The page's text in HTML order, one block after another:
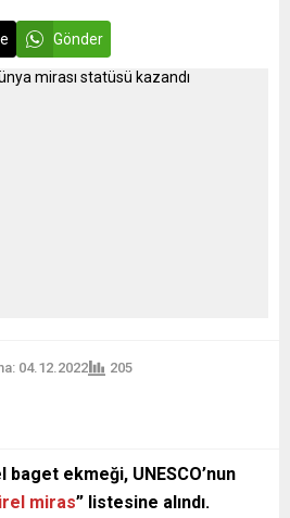
Gönder
04.12.2022 205
baget ekmeği, UNESCO’nun
miras” listesine alındı.